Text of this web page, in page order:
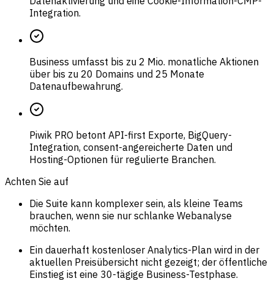
Integration.
Business umfasst bis zu 2 Mio. monatliche Aktionen
über bis zu 20 Domains und 25 Monate
Datenaufbewahrung.
Piwik PRO betont API-first Exporte, BigQuery-
Integration, consent-angereicherte Daten und
Hosting-Optionen für regulierte Branchen.
Achten Sie auf
Die Suite kann komplexer sein, als kleine Teams
brauchen, wenn sie nur schlanke Webanalyse
möchten.
Ein dauerhaft kostenloser Analytics-Plan wird in der
aktuellen Preisübersicht nicht gezeigt; der öffentliche
Einstieg ist eine 30-tägige Business-Testphase.